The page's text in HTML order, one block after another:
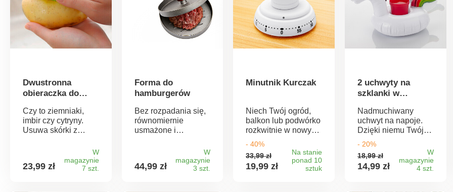
Dwustronna
obieraczka do
Czy to ziemniaki,
imbir czy cytryny.
Usuwa skórki z
szybko, bezpiecznie
i bez większych strat.
Ergonomiczny,
23,99 zł
W
magazynie
7 szt.
Forma do
hamburgerów
Bez rozpadania się,
równomiernie
usmażone i
Aby uzyskać
doskonałe burgery,
44,99 zł
W
magazynie
3 szt.
Minutnik Kurczak
Niech Twój ogród,
balkon lub podwórko
rozkwitnie w nowym
świetle. Ta
elegancka lampa
solarna z 20
kremowymi płatkami
- 40%
33,99 zł
19,99 zł
Na stanie
ponad 10
sztuk
2 uchwyty na
szklanki w
jednorożca
Nadmuchiwany
uchwyt na napoje.
Dzięki niemu Twój
ulubiony napój
będzie zawsze pod
ręką.
- 20%
18,99 zł
14,99 zł
W
magazynie
4 szt.